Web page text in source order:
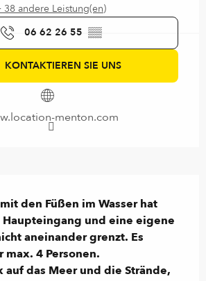
38 andere Leistung(en)
06 62 26 55 ▒▒
KONTAKTIEREN SIE UNS
menton.com
den Füßen im Wasser hat
und eine eigene
aneinander grenzt. Es
max. 4 Personen.
auf das Meer und die Strände,